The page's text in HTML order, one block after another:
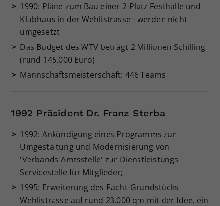
1990: Pläne zum Bau einer 2-Platz Festhalle und
Klubhaus in der Wehlistrasse - werden nicht
umgesetzt
Das Budget des WTV beträgt 2 Millionen Schilling
(rund 145.000 Euro)
Mannschaftsmeisterschaft: 446 Teams
1992 Präsident Dr. Franz Sterba
1992: Ankündigung eines Programms zur
Umgestaltung und Modernisierung von
'Verbands-Amtsstelle' zur Dienstleistungs-
Servicestelle für Mitglieder;
1995: Erweiterung des Pacht-Grundstücks
Wehlistrasse auf rund 23.000 qm mit der Idee, ein